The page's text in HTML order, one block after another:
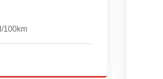
l/100km